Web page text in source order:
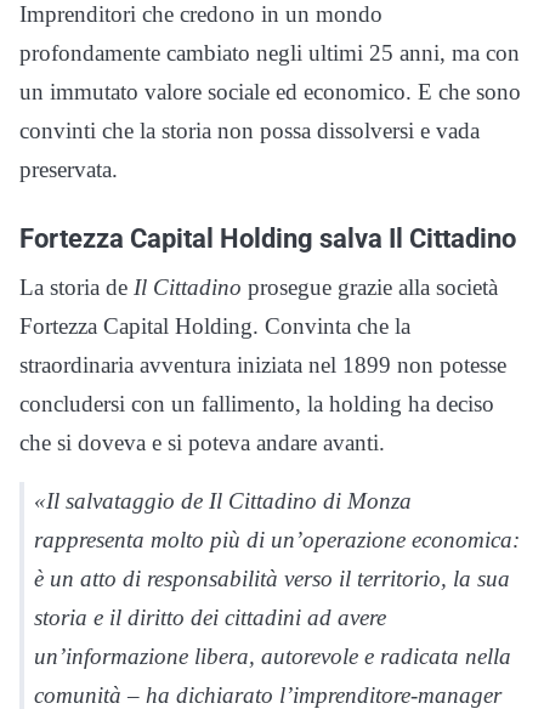
Imprenditori che credono in un mondo
profondamente cambiato negli ultimi 25 anni, ma con
un immutato valore sociale ed economico. E che sono
convinti che la storia non possa dissolversi e vada
preservata.
Fortezza Capital Holding salva Il Cittadino
La storia de Il Cittadino prosegue grazie alla società
Fortezza Capital Holding. Convinta che la
straordinaria avventura iniziata nel 1899 non potesse
concludersi con un fallimento, la holding ha deciso
che si doveva e si poteva andare avanti.
«Il salvataggio de Il Cittadino di Monza
rappresenta molto più di un’operazione economica:
è un atto di responsabilità verso il territorio, la sua
storia e il diritto dei cittadini ad avere
un’informazione libera, autorevole e radicata nella
comunità – ha dichiarato l’imprenditore-manager